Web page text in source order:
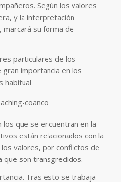
Según los valores
y la interpretación
marcará su forma de
particulares de los
gran importancia en los
habitual
que se encuentran en la
están relacionados con la
valores, por conflictos de
que son transgredidos.
Tras esto se trabaja